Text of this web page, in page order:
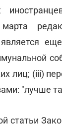
лиц; (iii)
"лучше
статьи